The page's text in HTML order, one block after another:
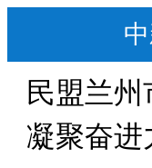
民盟兰
凝聚奋进